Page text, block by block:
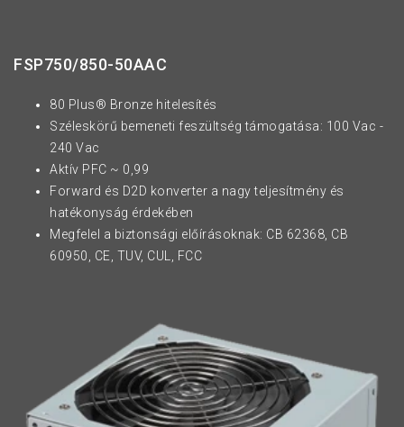
FSP750/850-50AAC
80 Plus® Bronze hitelesítés
Széleskörű bemeneti feszültség támogatása: 100 Vac -
240 Vac
Aktív PFC ~ 0,99
Forward és D2D konverter a nagy teljesítmény és
hatékonyság érdekében
Megfelel a biztonsági előírásoknak: CB 62368, CB
60950, CE, TUV, CUL, FCC